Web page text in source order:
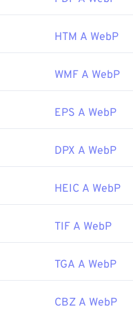
anche suGIMPe
Photopea.
HTM A WebP
WMF A WebP
EPS A WebP
DPX A WebP
HEIC A WebP
TIF A WebP
TGA A WebP
CBZ A WebP